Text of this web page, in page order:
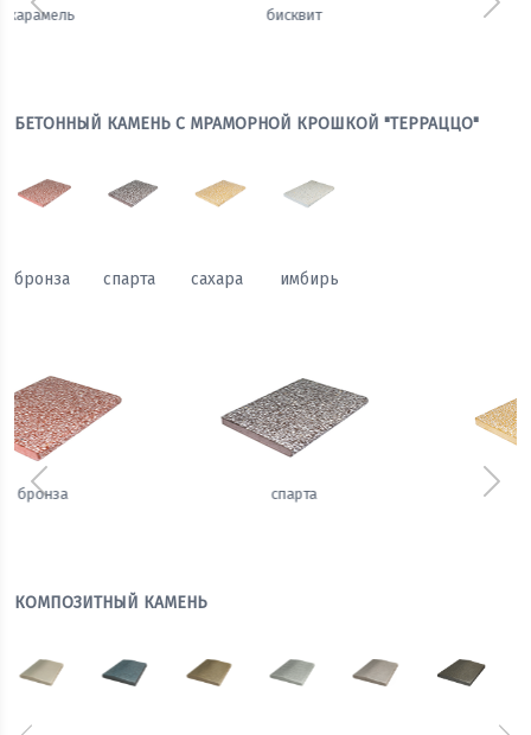
Предыдущий
БЕТОННЫЙ КАМЕНЬ С МРАМОРНОЙ КРОШКОЙ "ТЕРРАЦЦО"
бронза спарта сахара имбирь
Предыдущий
КОМПОЗИТНЫЙ КАМЕНЬ